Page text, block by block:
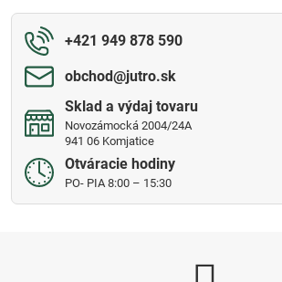
+421 949 878 590
obchod​@jutro​.sk
Sklad a výdaj tovaru
Novozámocká 2004/24A
941 06 Komjatice
Otváracie hodiny
PO- PIA 8:00 – 15:30